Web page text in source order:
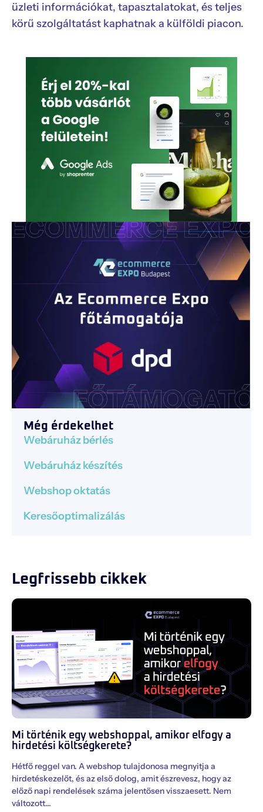
üzleti információkat, tapasztalatokat, és teljes
körű szolgáltatást kaphatnak a külföldi piacon.
Még érdekelhet
Webáruház bérlés
Webáruház készítés
Webshop oktatás
Keresőoptimalizálás
Legfrissebb cikkek
Mi történik egy webshoppal, amikor elfogy a
hirdetési költségkerete?
Hétfő reggel van. A webshop tulajdonosa megnyitja a
hirdetéskezelőt, és az első dolog, amit észrevesz, hogy az
előző napi rendelések száma jelentősen visszaesett. Nem
változott